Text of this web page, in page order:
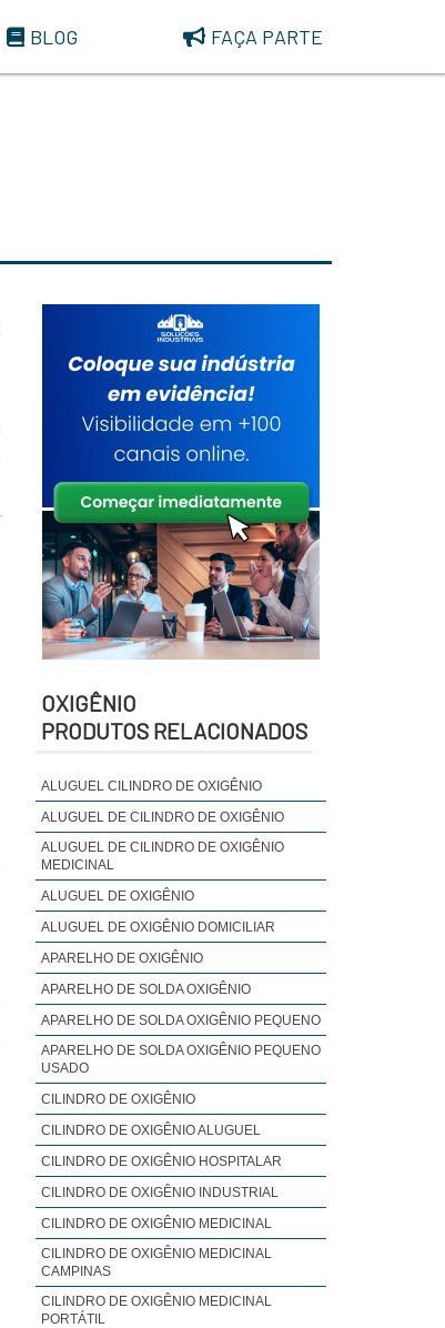
BLOG FAÇA PARTE
OXIGÊNIO
PRODUTOS RELACIONADOS
ALUGUEL CILINDRO DE OXIGÊNIO
ALUGUEL DE CILINDRO DE OXIGÊNIO
ALUGUEL DE CILINDRO DE OXIGÊNIO
MEDICINAL
ALUGUEL DE OXIGÊNIO
ALUGUEL DE OXIGÊNIO DOMICILIAR
APARELHO DE OXIGÊNIO
APARELHO DE SOLDA OXIGÊNIO
APARELHO DE SOLDA OXIGÊNIO PEQUENO
APARELHO DE SOLDA OXIGÊNIO PEQUENO
USADO
CILINDRO DE OXIGÊNIO
CILINDRO DE OXIGÊNIO ALUGUEL
CILINDRO DE OXIGÊNIO HOSPITALAR
CILINDRO DE OXIGÊNIO INDUSTRIAL
CILINDRO DE OXIGÊNIO MEDICINAL
CILINDRO DE OXIGÊNIO MEDICINAL
CAMPINAS
CILINDRO DE OXIGÊNIO MEDICINAL
PORTÁTIL